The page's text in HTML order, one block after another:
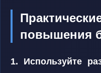
повышения
1. Используйте